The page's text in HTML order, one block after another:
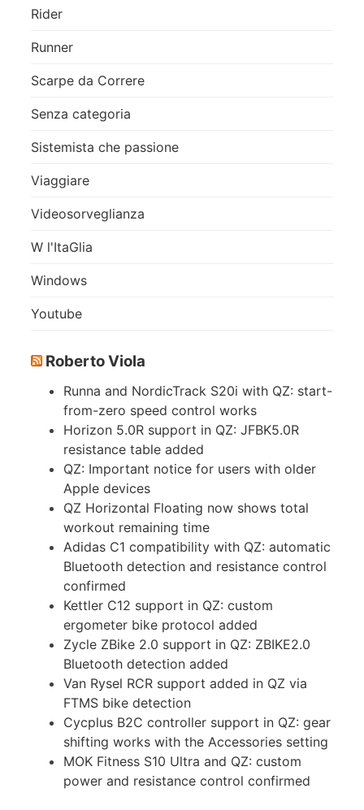
Rider
Runner
Scarpe da Correre
Senza categoria
Sistemista che passione
Viaggiare
Videosorveglianza
W l'ItaGlia
Windows
Youtube
Roberto Viola
Runna and NordicTrack S20i with QZ: start-
from-zero speed control works
Horizon 5.0R support in QZ: JFBK5.0R
resistance table added
QZ: Important notice for users with older
Apple devices
QZ Horizontal Floating now shows total
workout remaining time
Adidas C1 compatibility with QZ: automatic
Bluetooth detection and resistance control
confirmed
Kettler C12 support in QZ: custom
ergometer bike protocol added
Zycle ZBike 2.0 support in QZ: ZBIKE2.0
Bluetooth detection added
Van Rysel RCR support added in QZ via
FTMS bike detection
Cycplus B2C controller support in QZ: gear
shifting works with the Accessories setting
MOK Fitness S10 Ultra and QZ: custom
power and resistance control confirmed